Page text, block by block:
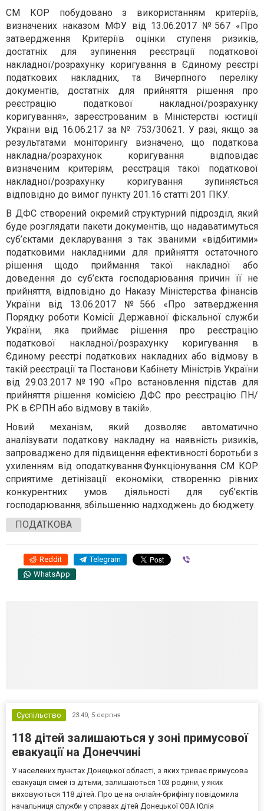
СМ КОР побудовано з використанням критеріїв,
визначених наказом МФУ від 13.06.2017 № 567 «Про
затвердження Критеріїв оцінки ступеня ризиків,
достатніх для зупинення реєстрації податкової
накладної/розрахунку коригування в Єдиному реєстрі
податкових накладних, та Вичерпного переліку
документів, достатніх для прийняття рішення про
реєстрацію податкової накладної/розрахунку
коригування», зареєстрованим в Міністерстві юстиції
України від 16.06.217 за № 753/30621. У разі, якщо за
результатами моніторингу визначено, що податкова
накладна/розрахунок коригування відповідає
визначеним критеріям, реєстрація такої податкової
накладної/розрахунку коригування зупиняється
відповідно до вимог пункту 201.16 статті 201 ПКУ.
В ДФС створений окремий структурний підрозділ, який
буде розглядати пакети документів, що надаватимуться
суб’єктами декларування з так званими «відбитими»
податковими накладними для прийняття остаточного
рішення щодо приймання такої накладної або
доведення до суб’єкта господарювання причин її не
прийняття, відповідно до Наказу Міністерства фінансів
України від 13.06.2017 №566 «Про затвердження
Порядку роботи Комісії Державної фіскальної служби
України, яка приймає рішення про реєстрацію
податкової накладної/розрахунку коригування в
Єдиному реєстрі податкових накладних або відмову в
такій реєстрації та Постанови Кабінету Міністрів України
від 29.03.2017 №190 «Про встановлення підстав для
прийняття рішення комісією ДФС про реєстрацію ПН/
РК в ЄРПН або відмову в такій».
Новий механізм, який дозволяє автоматично
аналізувати податкову накладну на наявність ризиків,
запроваджено для підвищення ефективності боротьби з
ухиленням від оподаткування.Функціонування СМ КОР
сприятиме детінізації економіки, створенню рівних
конкурентних умов діяльності для суб’єктів
господарювання, збільшенню надходжень до бюджету.
ПОДАТКОВА
Reddit Telegram
WhatsApp
Суспільство 23:40, 5 серпня
118 дітей залишаються у зоні примусової
евакуації на Донеччині
У населених пунктах Донецької області, з яких триває примусова
евакуація сімей із дітьми, залишаються 103 родини, у яких
виховуються 118 дітей. Про це на онлайн-брифінгу повідомила
начальниця служби у справах дітей Донецької ОВА Юлія